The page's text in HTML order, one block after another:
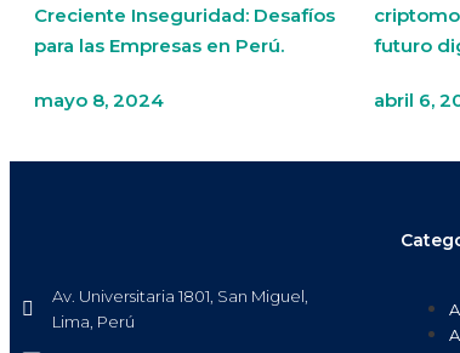
Creciente Inseguridad: Desafíos
para las Empresas en Perú.
mayo 8, 2024
futuro
abril 6,
Av. Universitaria 1801, San Miguel,
Lima, Perú